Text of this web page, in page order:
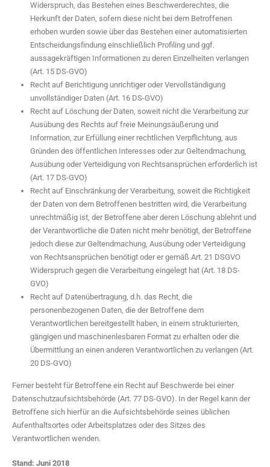
Widerspruch, das Bestehen eines Beschwerderechtes, die
Herkunft der Daten, sofern diese nicht bei dem Betroffenen
erhoben wurden sowie über das Bestehen einer automatisierten
Entscheidungsfindung einschließlich Profiling und ggf.
aussagekräftigen Informationen zu deren Einzelheiten verlangen
(Art. 15 DS-GVO)
Recht auf Berichtigung unrichtiger oder Vervollständigung
unvollständiger Daten (Art. 16 DS-GVO)
Recht auf Löschung der Daten, soweit nicht die Verarbeitung zur
Ausübung des Rechts auf freie Meinungsäußerung und
Information, zur Erfüllung einer rechtlichen Verpflichtung, aus
Gründen des öffentlichen Interesses oder zur Geltendmachung,
Ausübung oder Verteidigung von Rechtsansprüchen erforderlich ist
(Art. 17 DS-GVO)
Recht auf Einschränkung der Verarbeitung, soweit die Richtigkeit
der Daten von dem Betroffenen bestritten wird, die Verarbeitung
unrechtmäßig ist, der Betroffene aber deren Löschung ablehnt und
der Verantwortliche die Daten nicht mehr benötigt, der Betroffene
jedoch diese zur Geltendmachung, Ausübung oder Verteidigung
von Rechtsansprüchen benötigt oder er gemäß Art. 21 DSGVO
Widerspruch gegen die Verarbeitung eingelegt hat (Art. 18 DS-
GVO)
Recht auf Datenübertragung, d.h. das Recht, die
personenbezogenen Daten, die der Betroffene dem
Verantwortlichen bereitgestellt haben, in einem strukturierten,
gängigen und maschinenlesbaren Format zu erhalten oder die
Übermittlung an einen anderen Verantwortlichen zu verlangen (Art.
20 DS-GVO)
Ferner besteht für Betroffene ein Recht auf Beschwerde bei einer
Datenschutzaufsichtsbehörde (Art. 77 DS-GVO). In der Regel kann der
Betroffene sich hierfür an die Aufsichtsbehörde seines üblichen
Aufenthaltsortes oder Arbeitsplatzes oder des Sitzes des
Verantwortlichen wenden.
Stand: Juni 2018